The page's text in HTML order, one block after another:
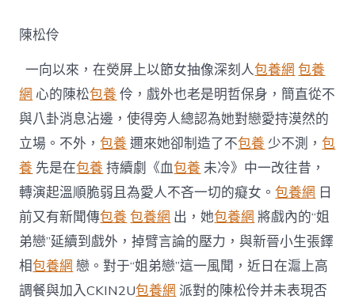
姐
弟
戀
風
聞
戲
內
戲
外
皆
“為
愛
熄
滅”〉
中
陳松伶
一向以來，在熒屏上以節女抽像深刻人包養網 包養
網 心的陳松包養 伶，戲外也老是明哲保身，簡直從不
與八卦消息沾邊，使得旁人總認為她對戀愛持漠然的
立場。不外，包養 邇來她卻制造了不包養 少不測，包
養 先是在包養 持續劇《血包養 未冷》中一改往昔，
轉演起溫順脆弱且為愛人不吝一切的癡女。包養網 日
前又有新聞傳包養 包養網 出，她包養網 將戲內的“姐
弟戀”延續到戲外，掉臂言論的壓力，與新晉小生張鐸
相包養網 戀。對于“姐弟戀”這一風聞，近日在滬上高
調餐與加入CKIN2U包養網 派對的陳松伶并未表現否